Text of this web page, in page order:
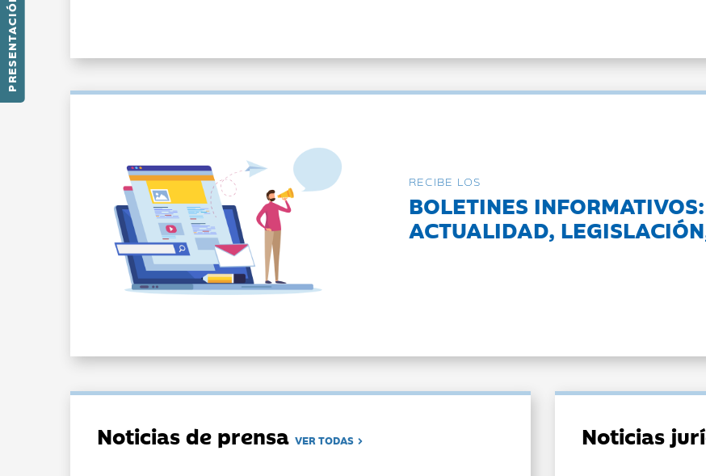
PRESENTACIÓN
RECIBE LOS
BOLETINES INFORMATIVOS:
ACTUALIDAD,
Noticias de prensaVER TODAS Noticias